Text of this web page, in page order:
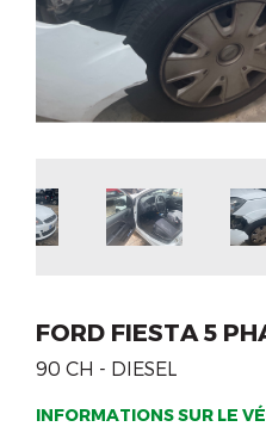
FORD FIESTA 5
90 CH - DIESEL
INFORMATIONS SUR LE